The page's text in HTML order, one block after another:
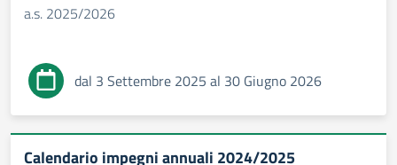
a.s. 2025/2026
dal 3 Settembre 2025 al 30 Giugno 2026
Calendario impegni annuali 2024/2025